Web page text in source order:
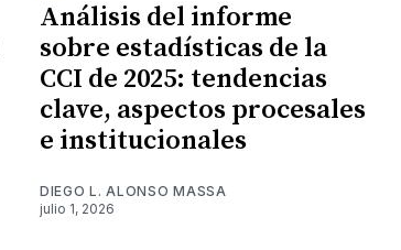
Análisis del informe
sobre estadísticas de la
CCI de 2025: tendencias
clave, aspectos procesales
e institucionales
DIEGO L. ALONSO MASSA
julio 1, 2026